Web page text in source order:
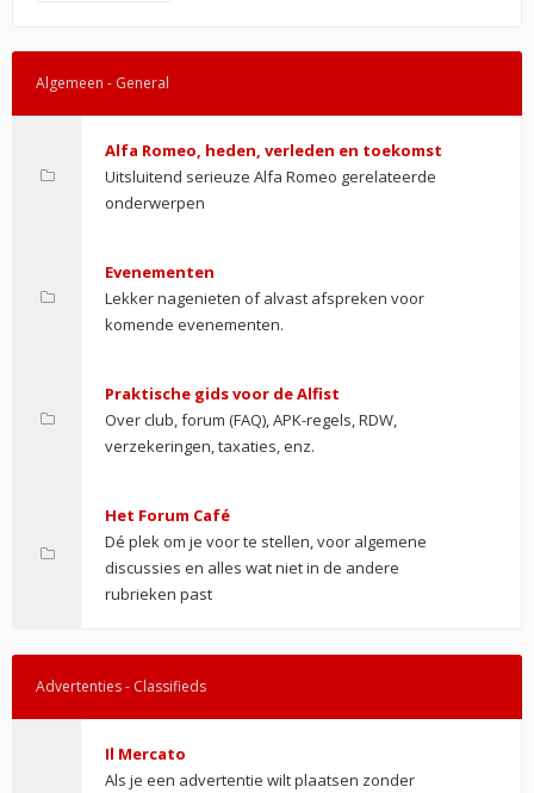
Algemeen - General
Alfa Romeo, heden, verleden en toekomst
Uitsluitend serieuze Alfa Romeo gerelateerde
onderwerpen
Evenementen
Lekker nagenieten of alvast afspreken voor
komende evenementen.
Praktische gids voor de Alfist
Over club, forum (FAQ), APK-regels, RDW,
verzekeringen, taxaties, enz.
Het Forum Café
Dé plek om je voor te stellen, voor algemene
discussies en alles wat niet in de andere
rubrieken past
Advertenties - Classifieds
Il Mercato
Als je een advertentie wilt plaatsen zonder